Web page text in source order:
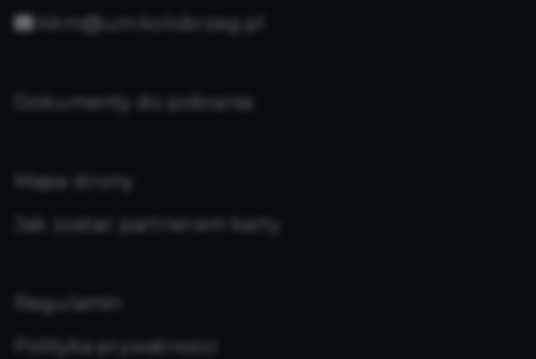
kkm@um.kolobrzeg.pl
Dokumenty do pobrania
Mapa strony
Jak zostać partnerem karty
Regulamin
Polityka prywatności